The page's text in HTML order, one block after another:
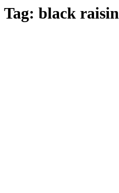
Tag: black raisin